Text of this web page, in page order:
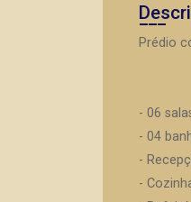
Prédio
- 06
- 04
-
-